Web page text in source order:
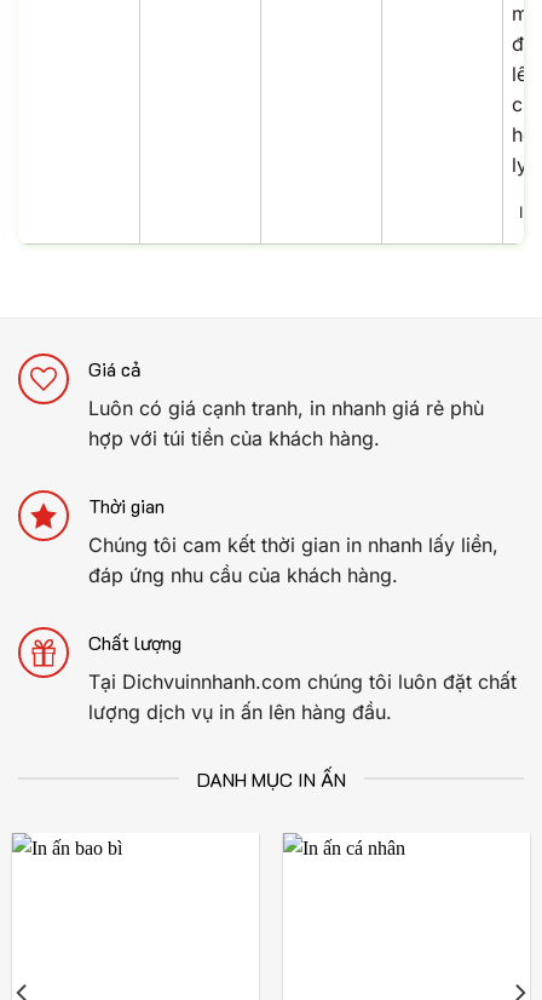
In
Giá cả
Luôn có giá cạnh tranh, in nhanh giá rẻ phù
hợp với túi tiền của khách hàng.
Thời gian
Chúng tôi cam kết thời gian in nhanh lấy liền,
đáp ứng nhu cầu của khách hàng.
Chất lượng
Tại Dichvuinnhanh.com chúng tôi luôn đặt chất
lượng dịch vụ in ấn lên hàng đầu.
DANH MỤC IN ẤN